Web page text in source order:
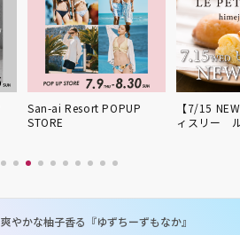
San-ai Resort POPUP
STORE
【7/15
ィスリー
爽やかな柚子香る『ゆずちーずもなか』